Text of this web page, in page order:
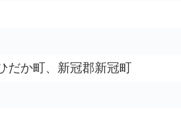
か町、新冠郡新冠町